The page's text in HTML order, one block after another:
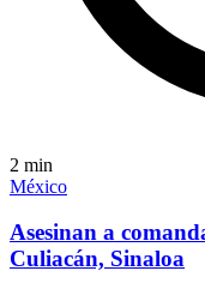
2 min
México
Asesinan a
Culiacán, Sinaloa